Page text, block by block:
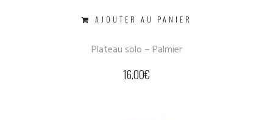
AJOUTER AU PANIER
Plateau solo – Palmier
16.00€